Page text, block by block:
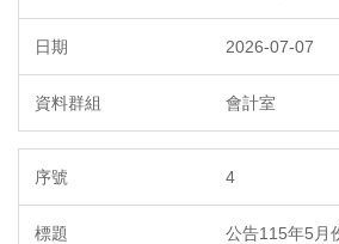
2026-07-07
會計室
4
公告115年5月